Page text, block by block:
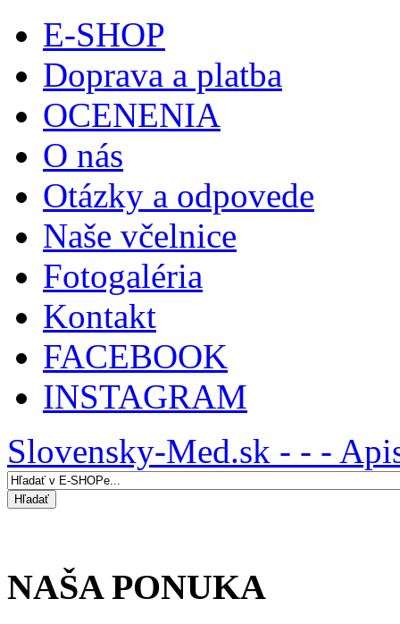
E-SHOP
Doprava a platba
OCENENIA
O nás
Otázky a odpovede
Naše včelnice
Fotogaléria
Kontakt
FACEBOOK
INSTAGRAM
Slovensky-Med.sk - - -
NAŠA PONUKA